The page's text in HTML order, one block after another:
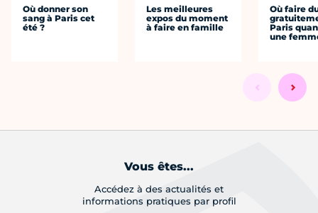
Où donner son
sang à Paris cet
été ?
Les meilleures
expos du moment
à faire en famille
Où faire
Paris
une
Vous êtes...
Accédez à des actualités et
informations pratiques par profil